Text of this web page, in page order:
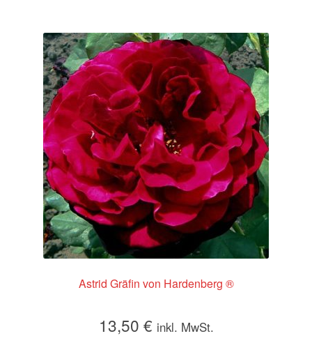
Varianten
auf.
Die
Optionen
können
auf
der
Produktseite
gewählt
werden
Astrid Gräfin von Hardenberg ®
13,50 € inkl. MwSt.